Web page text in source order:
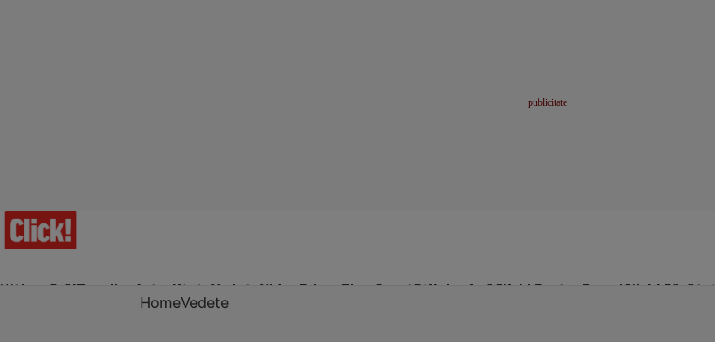
Ultima Oră!Trending Actualitate Vedete Video Prime Time SportStil de viațăClick! Pentru FemeiClick! Sănătate
HomeVedete